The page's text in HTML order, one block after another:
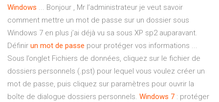
Windows ... Bonjour , Mr l’administrateur je veut savoir
comment mettre un mot de passe sur un dossier sous
Windows 7 en plus j’ai déjà vu sa sous XP sp2 auparavant.
Définir un mot de passe pour protéger vos informations ...
Sous l’onglet Fichiers de données, cliquez sur le fichier de
dossiers personnels (.pst) pour lequel vous voulez créer un
mot de passe, puis cliquez sur paramètres pour ouvrir la
boîte de dialogue dossiers personnels. Windows 7 : protéger